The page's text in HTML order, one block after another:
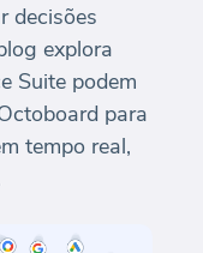
decisões
explora
Suite podem
para
tempo real,